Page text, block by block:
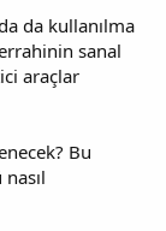
da kullanılma
sanal
araçlar
Bu